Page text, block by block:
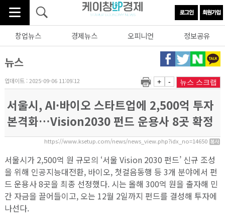
창업뉴스 경제뉴스 오피니언 정보공유
뉴스
업데이트 : 2025-09-06 11:09:12 + - 뉴스 스크랩
서울시, AI·바이오 스타트업에 2,500억 투자
본격화…Vision2030 펀드 운용사 8곳 확정
https://www.ksetup.com/news/news_view.php?idx_no=14650
서울시가 2,500억 원 규모의 ‘서울 Vision 2030 펀드’ 신규 조성
을 위해 인공지능대전환, 바이오, 첫걸음동행 등 3개 분야에서 펀
드 운용사 8곳을 최종 선정했다. 시는 올해 300억 원을 출자해 민
간 자금을 끌어들이고, 오는 12월 2일까지 펀드를 결성해 투자에
나선다.